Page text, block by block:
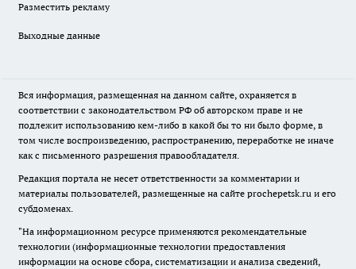
Разместить рекламу
Выходные данные
Вся информация, размещенная на данном сайте, охраняется в
соответствии с законодательством РФ об авторском праве и не
подлежит использованию кем-либо в какой бы то ни было форме, в
том числе воспроизведению, распространению, переработке не иначе
как с письменного разрешения правообладателя.
Редакция портала не несет ответственности за комментарии и
материалы пользователей, размещенные на сайте prochepetsk.ru и его
субдоменах.
"На информационном ресурсе применяются рекомендательные
технологии (информационные технологии предоставления
информации на основе сбора, систематизации и анализа сведений,